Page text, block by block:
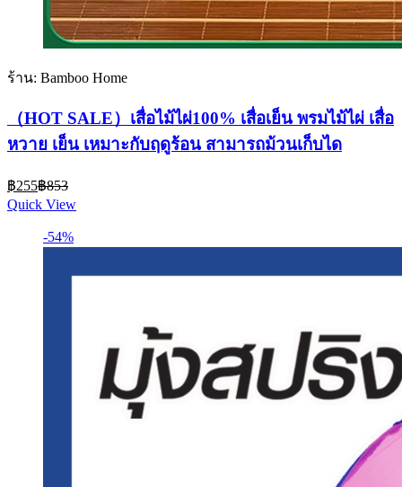
ร้าน: Bamboo Home
（HOT SALE）เสื่อไม้ไผ่100% เสื่อเย็น พรมไม้ไผ่ เสื่อ
หวาย เย็น เหมาะกับฤดูร้อน สามารถม้วนเก็บได
฿255Current
price
is:
฿255.
฿853
was:
฿853.
Quick View
-54%